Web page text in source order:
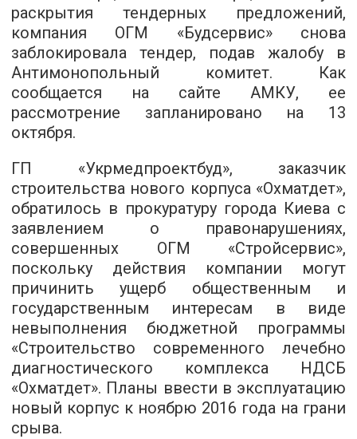
раскрытия тендерных предложений,
компания ОГМ «Будсервис» снова
заблокировала тендер, подав жалобу в
Антимонопольный комитет. Как
сообщается на сайте АМКУ, ее
рассмотрение запланировано на 13
октября.
ГП «Укрмедпроектбуд», заказчик
строительства нового корпуса «Охматдет»,
обратилось в прокуратуру города Киева с
заявлением о правонарушениях,
совершенных ОГМ «Стройсервис»,
поскольку действия компании могут
причинить ущерб общественным и
государственным интересам в виде
невыполнения бюджетной программы
«Строительство современного лечебно
диагностического комплекса НДСБ
«Охматдет». Планы ввести в эксплуатацию
новый корпус к ноябрю 2016 года на грани
срыва.